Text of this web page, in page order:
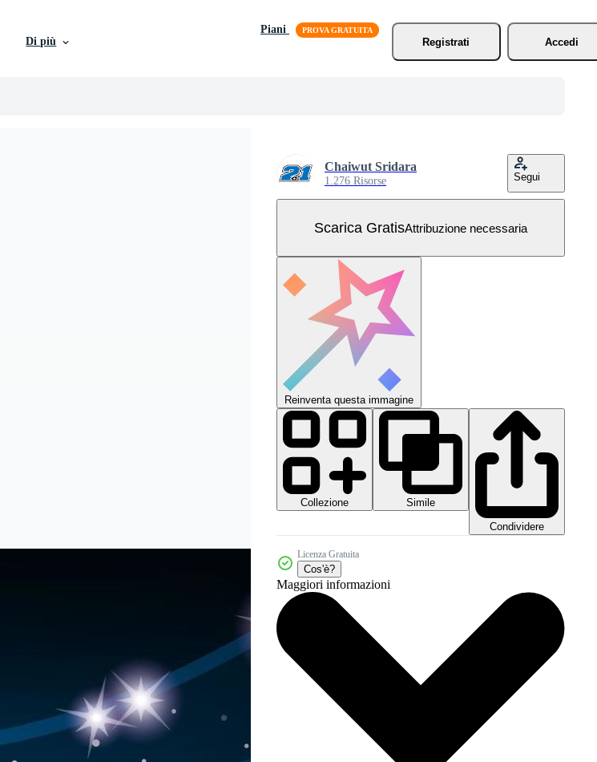
Di più
Piani
Registrati
Accedi
Chaiwut Sridara
1.276 Risorse Segui
Scarica GratisAttribuzione necessaria
Reinventa questa immagine
Collezione
Simile
Condividere
Licenza Gratuita
Cos'è?
Maggiori informazioni